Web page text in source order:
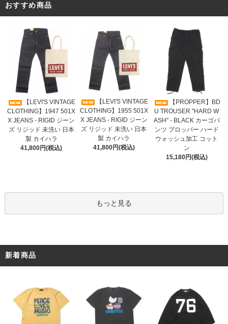
おすすめ商品
【LEVI'S VINTAGE
CLOTHING】1947 501X
X JEANS - RIGID ジーン
ズ リジッド 未洗い 日本
製 カイハラ
41,800円(税込)
【LEVI'S VINTAGE
CLOTHING】1955 501X
X JEANS - RIGID ジーン
ズ リジッド 未洗い 日本
製 カイハラ
41,800円(税込)
【PROPPER】BD
U TROUSER "HARD W
ASH" - BLACK カーゴパ
ンツ プロッパー ハード
ウォッシュ加工 コット
ン
15,180円(税込)
もっと見る
新着商品